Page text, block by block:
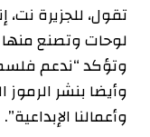
تقول، للجزيرة
لوحات وتصنع منها
وتؤكد “ندعم
وأيضا بنشر الرموز
وأعمالنا الإبداعية”.